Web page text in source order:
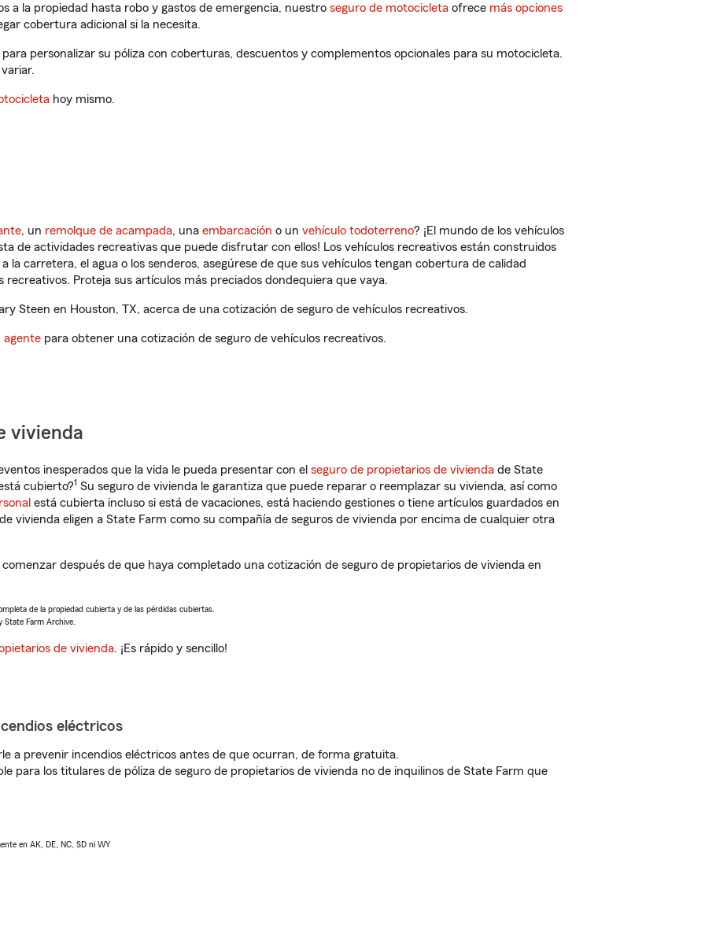
a la propiedad hasta robo y gastos de emergencia, nuestro seguro de motocicleta ofrece más opciones
cobertura adicional si la necesita.
personalizar su póliza con coberturas, descuentos y complementos opcionales para su motocicleta.
hoy mismo.
, un remolque de acampada, una embarcación o un vehículo todoterreno? ¡El mundo de los vehículos
de actividades recreativas que puede disfrutar con ellos! Los vehículos recreativos están construidos
la carretera, el agua o los senderos, asegúrese de que sus vehículos tengan cobertura de calidad
Proteja sus artículos más preciados dondequiera que vaya.
Steen en Houston, TX, acerca de una cotización de seguro de vehículos recreativos.
agente para obtener una cotización de seguro de vehículos recreativos.
vivienda
inesperados que la vida le pueda presentar con el seguro de propietarios de vivienda de State
cubierto?1 Su seguro de vivienda le garantiza que puede reparar o reemplazar su vivienda, así como
está cubierta incluso si está de vacaciones, está haciendo gestiones o tiene artículos guardados en
vivienda eligen a State Farm como su compañía de seguros de vivienda por encima de cualquier otra
después de que haya completado una cotización de seguro de propietarios de vivienda en
de la propiedad cubierta y de las pérdidas cubiertas.
State Farm Archive.
de vivienda. ¡Es rápido y sencillo!
eléctricos
a prevenir incendios eléctricos antes de que ocurran, de forma gratuita.
para los titulares de póliza de seguro de propietarios de vivienda no de inquilinos de State Farm que
en AK, DE, NC, SD ni WY